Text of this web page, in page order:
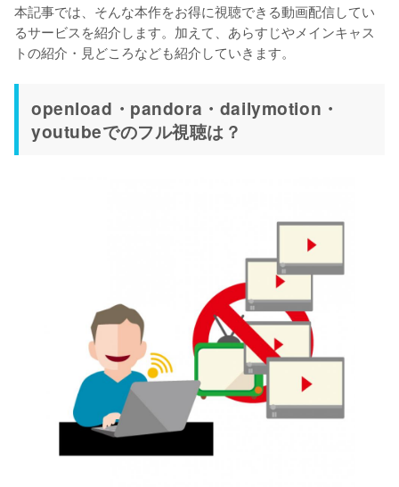
本記事では、そんな本作をお得に視聴できる動画配信してい
るサービスを紹介します。加えて、あらすじやメインキャス
トの紹介・見どころなども紹介していきます。
openload・pandora・dailymotion・
youtubeでのフル視聴は？